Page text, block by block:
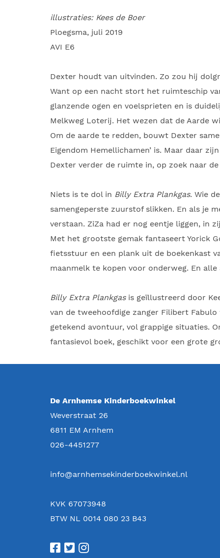
illustraties: Kees de Boer
Ploegsma, juli 2019
AVI E6
Dexter houdt van uitvinden. Zo zou hij
Want op een nacht stort het ruimteschip
glanzende ogen en voelsprieten en is
Melkweg Loterij. Het wezen dat de Aarde
Om de aarde te redden, bouwt Dexter
Eigendom Hemellichamen’ is. Maar daar
Dexter verder de ruimte in, op zoek naar
Niets is te dol in Billy Extra Plankgas. Wie
samengeperste zuurstof slikken. En als je
verstaan. ZiZa had er nog eentje liggen, in
Met het grootste gemak fantaseert Yorick
fietsstuur en een plank uit de boekenkast
maanmelk te kopen voor onderweg. En
Billy Extra Plankgasis geïllustreerd door
van de tweehoofdige zanger Filibert
getekend avontuur, vol grappige situaties.
fantasievol boek, geschikt voor een grote
De Arnhemse Kinderboekwinkel
Weverstraat 26
6811 EM Arnhem
026-4451277
info@arnhemsekinderboekwinkel.nl
KVK 67073948
BTW NL 0014 080 23 B43